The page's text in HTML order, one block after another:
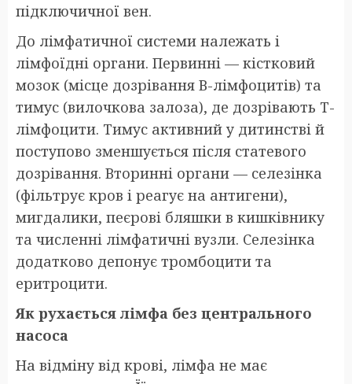
підключичної вен.
До лімфатичної системи належать і
лімфоїдні органи. Первинні — кістковий
мозок (місце дозрівання В-лімфоцитів) та
тимус (вилочкова залоза), де дозрівають Т-
лімфоцити. Тимус активний у дитинстві й
поступово зменшується після статевого
дозрівання. Вторинні органи — селезінка
(фільтрує кров і реагує на антигени),
мигдалики, пеєрові бляшки в кишківнику
та численні лімфатичні вузли. Селезінка
додатково депонує тромбоцити та
еритроцити.
Як рухається лімфа без центрального
насоса
На відміну від крові, лімфа не має